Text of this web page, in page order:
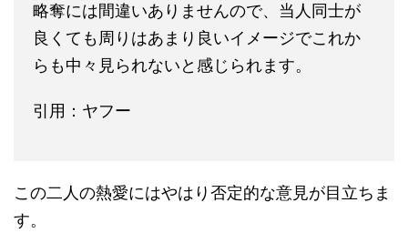
略奪には間違いありませんので、当人同士が
良くても周りはあまり良いイメージでこれか
らも中々見られないと感じられます。
引用：ヤフー
この二人の熱愛にはやはり否定的な意見が目立ちま
す。